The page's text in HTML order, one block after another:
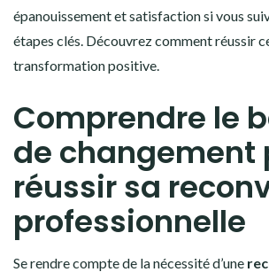
épanouissement et satisfaction si vous
étapes clés. Découvrez comment réussir
transformation positive.
Comprendre le
de changement
réussir sa
professionnelle
Se rendre compte de la nécessité d’une